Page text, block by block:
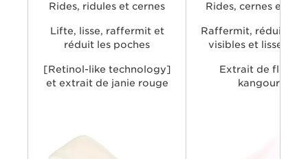
cernes et les poches, pour un regard
Rides, ridules et cernes
Lifte, lisse, raffermit et
réduit les poches
[Retinol-like technology]
et extrait de janie rouge
des yeux pour un regard
Rides, cernes et
Raffermit, réduit les
visibles et lisse la
Extrait de fleur
kangourou